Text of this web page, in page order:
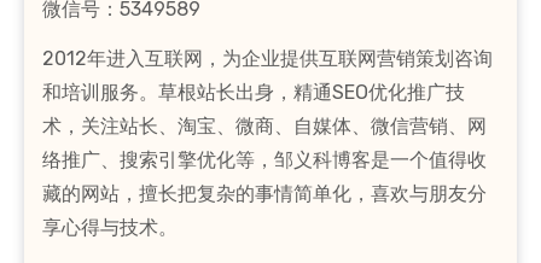
微信号：5349589
2012年进入互联网，为企业提供互联网营销策划咨询
和培训服务。草根站长出身，精通SEO优化推广技
术，关注站长、淘宝、微商、自媒体、微信营销、网
络推广、搜索引擎优化等，邹义科博客是一个值得收
藏的网站，擅长把复杂的事情简单化，喜欢与朋友分
享心得与技术。